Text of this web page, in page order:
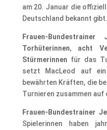
am 20. Januar die
Deutschland bekannt gibt.
Frauen-Bundestrainer
Torhüterinnen, acht
Stürmerinnen für das
setzt MacLeod auf
bewährten Kräften, die
Turnieren zusammen auf
Frauen-Bundestrainer
Spielerinnen haben